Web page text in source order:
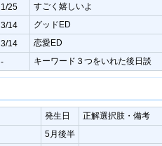
1/25 すごく嬉しいよ
3/14 グッドED
3/14 恋愛ED
- キーワード３つをいれた後日談
発生日 正解選択肢・備考
5月後半